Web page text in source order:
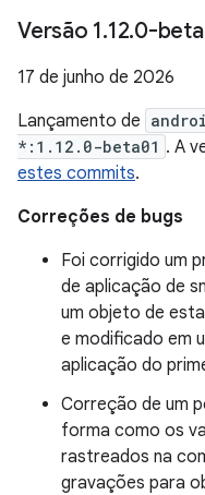
Versão 1.12.0-
17 de junho de 2026
Lançamento de
*:1.12.0-beta01 . A
estes commits.
Correções de bugs
Foi corrigido um
de aplicação de
um objeto de
e modificado em
aplicação do
Correção de um
forma como os
rastreados na
gravações para